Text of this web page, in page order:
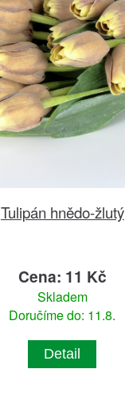
Tulipán hnědo-žlutý
Cena: 11 Kč
Skladem
Doručíme do: 11.8.
Detail